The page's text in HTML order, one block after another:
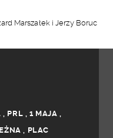
Marszałek i Jerzy Boruc
, PRL ,1 MAJA ,
, PLAC